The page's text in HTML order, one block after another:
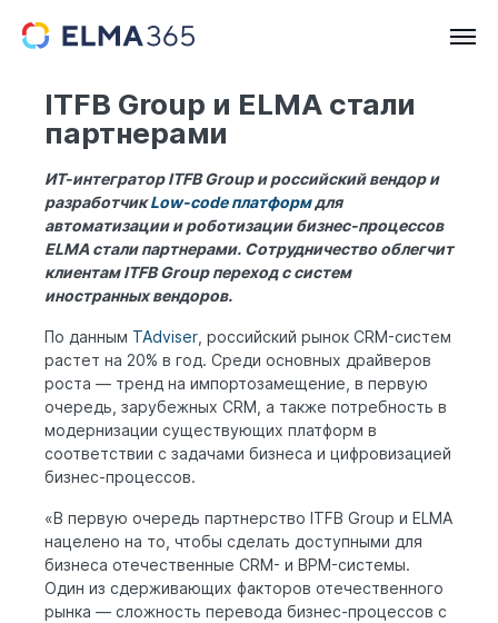
ITFB Group и ELMA стали
партнерами
ИТ-интегратор ITFB Group и российский вендор и
разработчикLow-code платформдля
автоматизации и роботизации бизнес-процессов
ELMA стали партнерами. Сотрудничество облегчит
клиентам ITFB Group переход с систем
иностранных вендоров.
По данным TAdviser, российский рынок CRM-систем
растет на 20% в год. Среди основных драйверов
роста — тренд на импортозамещение, в первую
очередь, зарубежных CRM, а также потребность в
модернизации существующих платформ в
соответствии с задачами бизнеса и цифровизацией
бизнес-процессов.
«В первую очередь партнерство ITFB Group и ELMA
нацелено на то, чтобы сделать доступными для
бизнеса отечественные CRM- и BPM-системы.
Один из сдерживающих факторов отечественного
рынка — сложность перевода бизнес-процессов с